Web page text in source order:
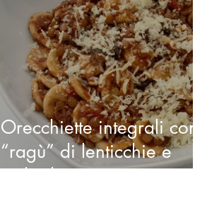
Orecchiette integrali con
“ragù” di lenticchie e
radicchio